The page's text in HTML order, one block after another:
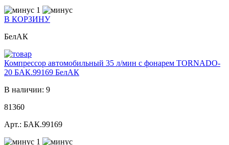
1
В КОРЗИНУ
БелАК
Компрессор автомобильный 35 л/мин с фонарем TORNADO-
20 БАК.99169 БелАК
В наличии: 9
81360
Арт.: БАК.99169
1